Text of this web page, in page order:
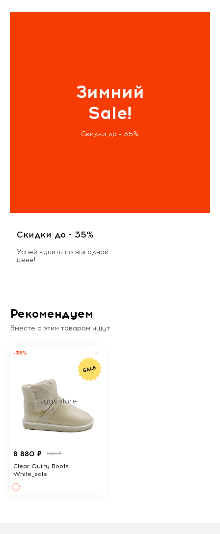
Зимний
Sale!
Скидки до - 35%
Скидки до - 35%
Успей купить по выгодной
цене!
Рекомендуем
Вместе с этим товаром ищут
-36%
8 880 ₽ 13690 ₽
Clear Quilty Boots
White_sale